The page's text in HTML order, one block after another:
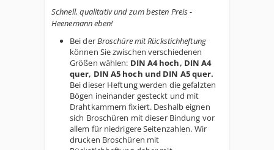
Schnell, qualitativ und zum besten Preis -
Heenemann eben!
Bei derBroschüre mit Rückstichheftung
können Sie zwischen verschiedenen
Größen wählen: DIN A4 hoch, DIN A4
quer, DIN A5 hoch und DIN A5 quer.
Bei dieser Heftung werden die gefalzten
Bögen ineinander gesteckt und mit
Drahtkammern fixiert. Deshalb eignen
sich Broschüren mit dieser Bindung vor
allem für niedrigere Seitenzahlen. Wir
drucken Broschüren mit